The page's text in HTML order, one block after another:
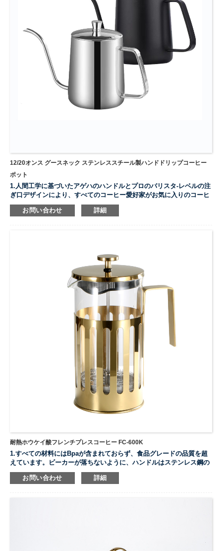
12/20オンス グースネック ステンレススチール製ハンドドリップコーヒー
ポット
1.人間工学に基づいたアゲハのハンドルとプロのバリスタ-レベルの注
ぎ口デザインにより、すべてのコーヒー愛好家がお気に入りのコーヒ
ーや紅茶を簡単に淹れることができます。
2.カウンタートップの必需品となるブラッシュシルバー仕上げ。ミニ
お問い合わせ 詳細
耐熱ホウケイ酸フレンチプレスコーヒー FC-600K
1.すべての材料にはBpaが含まれておらず、食品グレードの品質を超
えています。ビーカーが落ちないように、ハンドルはステンレス鋼の
フレームで固定されています。
2.超微細フィルタースクリーンは、コーヒーかすがカップに入らない
お問い合わせ 詳細